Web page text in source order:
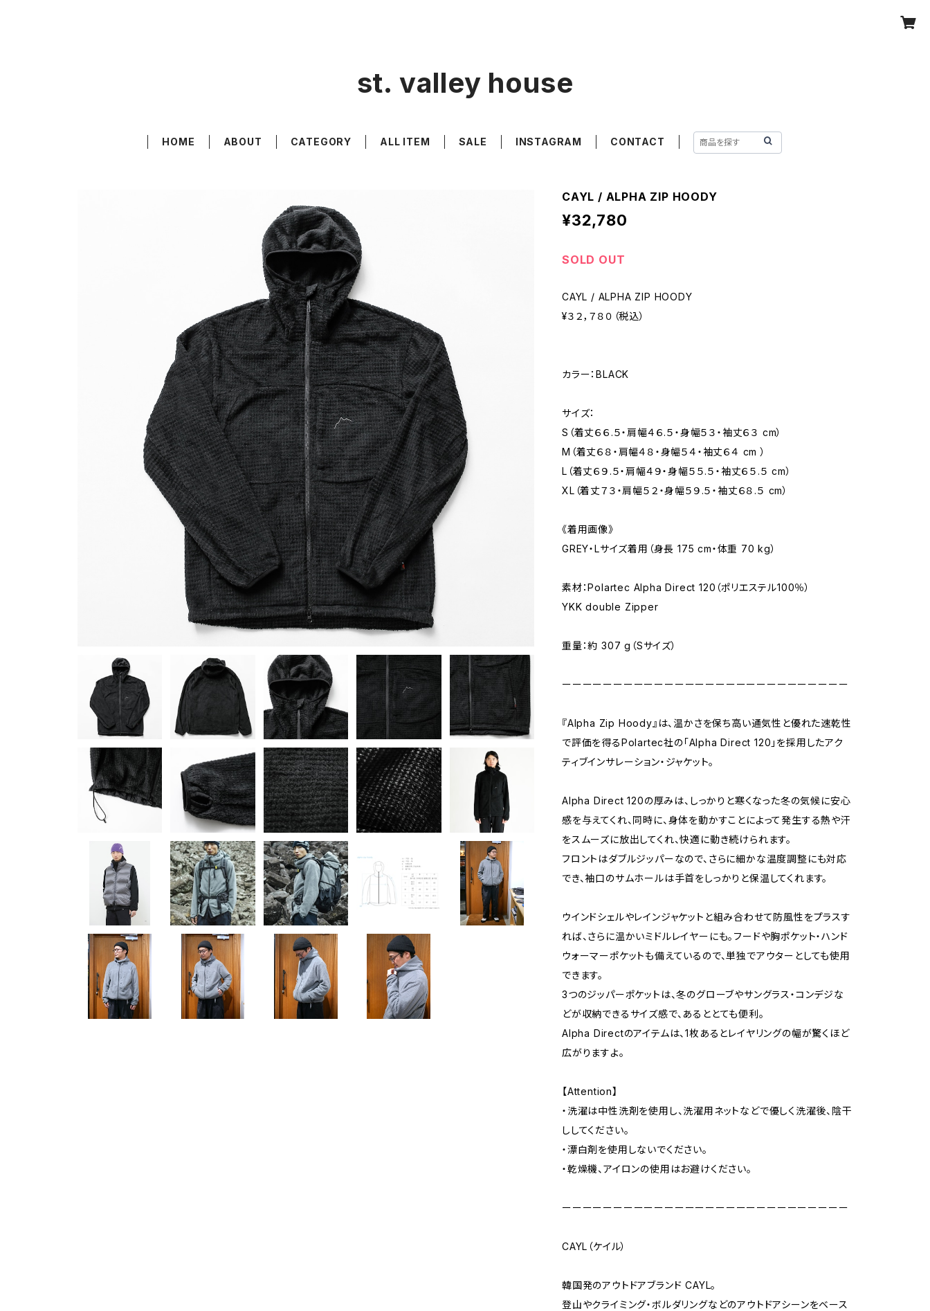
st. valley house
HOME ABOUT CATEGORY ALL ITEM SALE INSTAGRAM CONTACT
CAYL / ALPHA ZIP HOODY
¥32,780
SOLD OUT
CAYL / ALPHA ZIP HOODY
¥３２，７８０（税込）
カラー：BLACK
サイズ：
S（着丈６６.５・肩幅４６.５・身幅５３・袖丈６３ cm）
M（着丈６８・肩幅４８・身幅５４・袖丈６４ cm ）
L（着丈６９.５・肩幅４９・身幅５５.５・袖丈６５.５ cm）
XL（着丈７３・肩幅５２・身幅５９.５・袖丈６８.５ cm）
《着用画像》
GREY・Lサイズ着用（身長 175 cm・体重 70 kg）
素材：Polartec Alpha Direct 120（ポリエステル100％）
YKK double Zipper
重量：約 307 g（Sサイズ）
ーーーーーーーーーーーーーーーーーーーーーーーーーーーー
『Alpha Zip Hoody』は、温かさを保ち高い通気性と優れた速乾性
で評価を得るPolartec社の「Alpha Direct 120」を採用したアク
ティブインサレーション・ジャケット。
Alpha Direct 120の厚みは、しっかりと寒くなった冬の気候に安心
感を与えてくれ、同時に、身体を動かすことによって発生する熱や汗
をスムーズに放出してくれ、快適に動き続けられます。
フロントはダブルジッパーなので、さらに細かな温度調整にも対応
でき、袖口のサムホールは手首をしっかりと保温してくれます。
ウインドシェルやレインジャケットと組み合わせて防風性をプラスす
れば、さらに温かいミドルレイヤーにも。フードや胸ポケット・ハンド
ウォーマーポケットも備えているので、単独でアウターとしても使用
できます。
3つのジッパーポケットは、冬のグローブやサングラス・コンデジな
どが収納できるサイズ感で、あるととても便利。
Alpha Directのアイテムは、1枚あるとレイヤリングの幅が驚くほど
広がりますよ。
【Attention】
・洗濯は中性洗剤を使用し、洗濯用ネットなどで優しく洗濯後、陰干
ししてください。
・漂白剤を使用しないでください。
・乾燥機、アイロンの使用はお避けください。
ーーーーーーーーーーーーーーーーーーーーーーーーーーーー
CAYL（ケイル）
韓国発のアウトドアブランド CAYL。
登山やクライミング・ボルダリングなどのアウトドアシーンをベース